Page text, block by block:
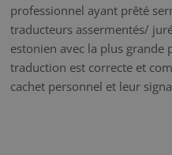
professionnel ayant prêté
traducteurs assermentés/
estonien avec la plus grande
traduction est correcte et
cachet personnel et leur